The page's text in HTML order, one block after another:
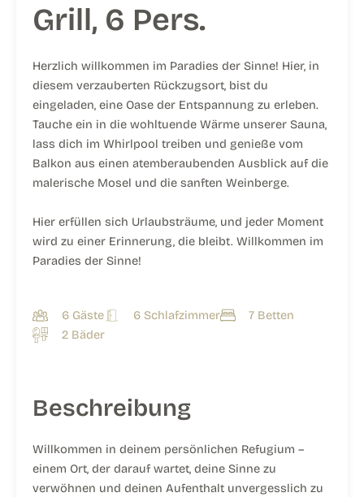
Grill, 6 Pers.
Herzlich willkommen im Paradies der Sinne! Hier, in
diesem verzauberten Rückzugsort, bist du
eingeladen, eine Oase der Entspannung zu erleben.
Tauche ein in die wohltuende Wärme unserer Sauna,
lass dich im Whirlpool treiben und genieße vom
Balkon aus einen atemberaubenden Ausblick auf die
malerische Mosel und die sanften Weinberge.
Hier erfüllen sich Urlaubsträume, und jeder Moment
wird zu einer Erinnerung, die bleibt. Willkommen im
Paradies der Sinne!
6 Gäste 6 Schlafzimmer
7 Betten
2 Bäder
Beschreibung
Willkommen in deinem persönlichen Refugium –
einem Ort, der darauf wartet, deine Sinne zu
verwöhnen und deinen Aufenthalt unvergesslich zu